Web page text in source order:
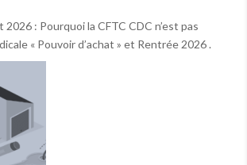
: Pourquoi la CFTC CDC n’est pas
dans l’intersyndicale « Pouvoir d’achat » et Rentrée 2026 .